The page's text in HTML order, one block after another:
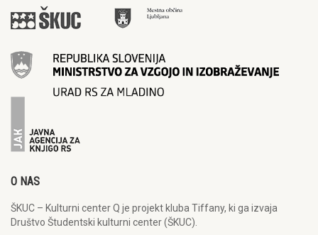
O NAS
ŠKUC – Kulturni center Q je projekt kluba Tiffany, ki ga izvaja
Društvo Študentski kulturni center (ŠKUC).